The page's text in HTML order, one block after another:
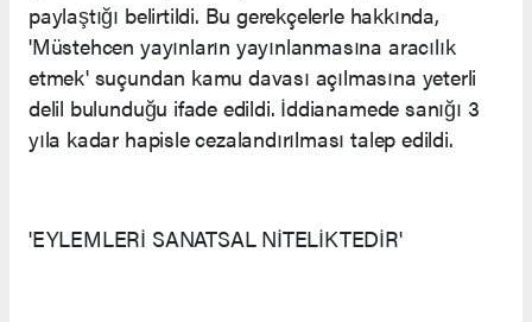
paylaştığı belirtildi. Bu gerekçelerle hakkında,
'Müstehcen yayınların yayınlanmasına aracılık
etmek' suçundan kamu davası açılmasına yeterli
delil bulunduğu ifade edildi. İddianamede sanığı 3
yıla kadar hapisle cezalandırılması talep edildi.
'EYLEMLERİ SANATSAL NİTELİKTEDİR'